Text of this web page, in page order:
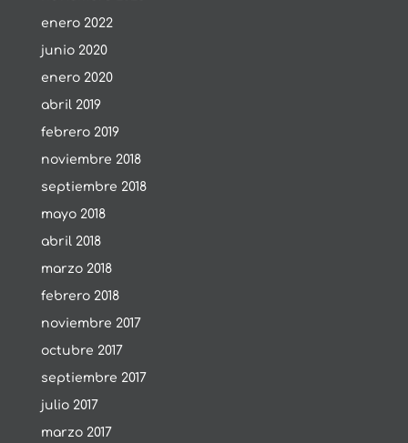
enero 2022
junio 2020
enero 2020
abril 2019
febrero 2019
noviembre 2018
septiembre 2018
mayo 2018
abril 2018
marzo 2018
febrero 2018
noviembre 2017
octubre 2017
septiembre 2017
julio 2017
marzo 2017